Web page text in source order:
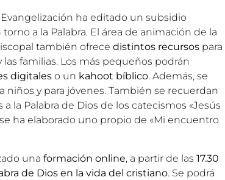
ha editado un subsidio
a la Palabra. El área de animación de la
también ofrece distintos recursos para
familias. Los más pequeños podrán
digitales o un kahoot bíblico. Además, se
niños y para jóvenes. También se recuerdan
la Palabra de Dios de los catecismos «Jesús
ha elaborado uno propio de «Mi encuentro
una formación online, a partir de las 17.30
de Dios en la vida del cristiano. Se podrá